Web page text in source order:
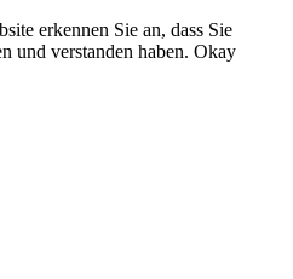
erkennen Sie an, dass Sie
und verstanden haben. Okay